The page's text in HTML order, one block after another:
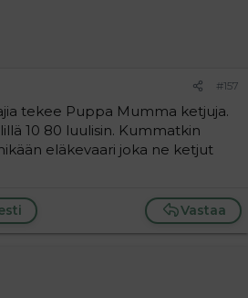
#157
tekee Puppa Mumma ketjuja.
10 80 luulisin. Kummatkin
eläkevaari joka ne ketjut
Vastaa